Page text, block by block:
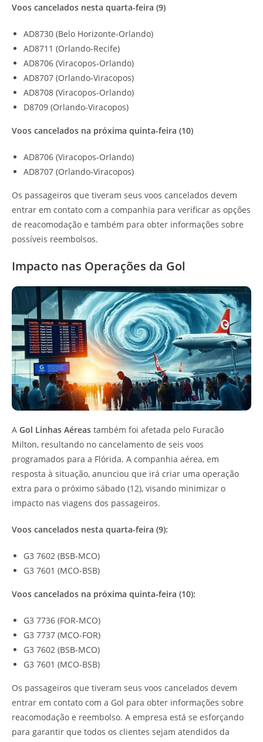
Voos cancelados nesta quarta-feira (9)
AD8730 (Belo Horizonte-Orlando)
AD8711 (Orlando-Recife)
AD8706 (Viracopos-Orlando)
AD8707 (Orlando-Viracopos)
AD8708 (Viracopos-Orlando)
D8709 (Orlando-Viracopos)
Voos cancelados na próxima quinta-feira (10)
AD8706 (Viracopos-Orlando)
AD8707 (Orlando-Viracopos)
Os passageiros que tiveram seus voos cancelados devem
entrar em contato com a companhia para verificar as opções
de reacomodação e também para obter informações sobre
possíveis reembolsos.
Impacto nas Operações da Gol
A Gol Linhas Aéreas também foi afetada pelo Furacão
Milton, resultando no cancelamento de seis voos
programados para a Flórida. A companhia aérea, em
resposta à situação, anunciou que irá criar uma operação
extra para o próximo sábado (12), visando minimizar o
impacto nas viagens dos passageiros.
Voos cancelados nesta quarta-feira (9):
G3 7602 (BSB-MCO)
G3 7601 (MCO-BSB)
Voos cancelados na próxima quinta-feira (10):
G3 7736 (FOR-MCO)
G3 7737 (MCO-FOR)
G3 7602 (BSB-MCO)
G3 7601 (MCO-BSB)
Os passageiros que tiveram seus voos cancelados devem
entrar em contato com a Gol para obter informações sobre
reacomodação e reembolso. A empresa está se esforçando
para garantir que todos os clientes sejam atendidos da